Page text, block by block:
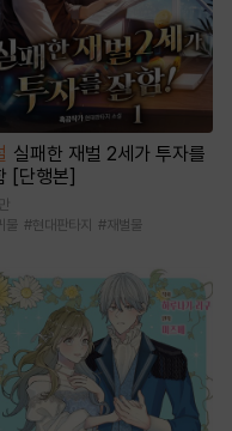
실패한 재벌 2세가 투자를
[단행본]
물 #현대판타지 #재벌물